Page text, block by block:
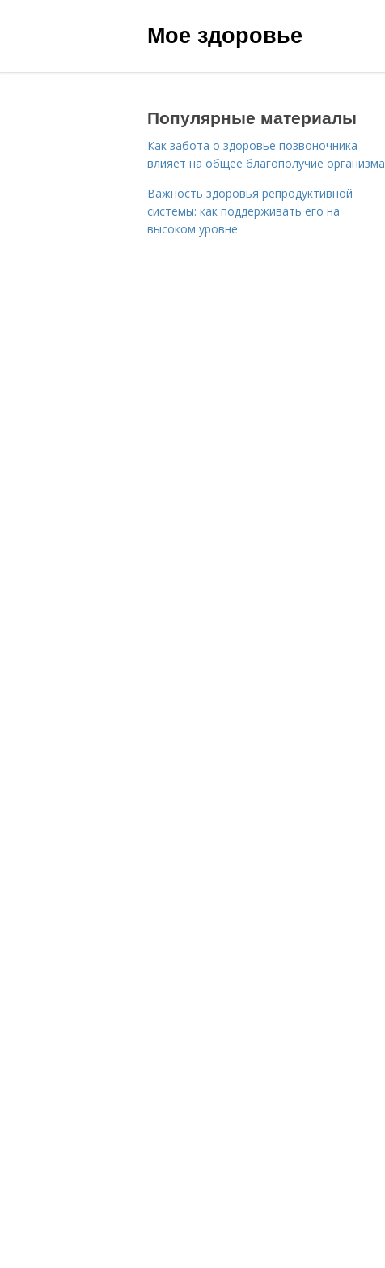
Мое здоровье
Популярные материалы
Как забота о здоровье позвоночника
влияет на общее благополучие организма
Важность здоровья репродуктивной
системы: как поддерживать его на
высоком уровне